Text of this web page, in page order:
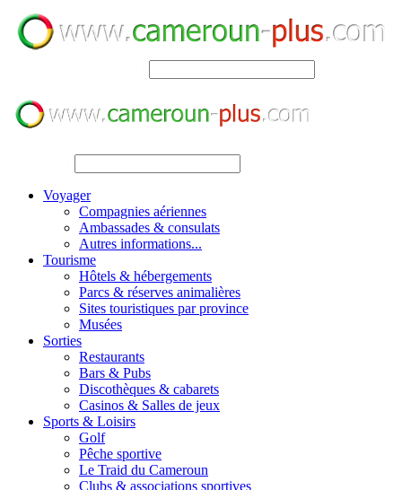
Voyager
Compagnies aériennes
Ambassades & consulats
Autres informations...
Tourisme
Hôtels & hébergements
Parcs & réserves animalières
Sites touristiques par province
Musées
Sorties
Restaurants
Bars & Pubs
Discothèques & cabarets
Casinos & Salles de jeux
Sports & Loisirs
Golf
Pêche sportive
Le Traid du Cameroun
Clubs & associations sportives